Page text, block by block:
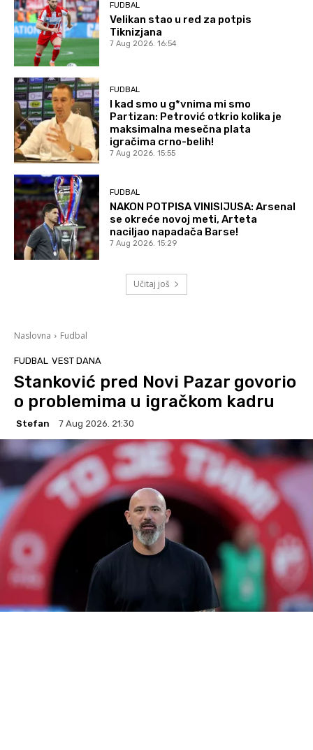
FUDBAL
Velikan stao u red za potpis
Tiknizjana
7 Aug 2026. 16:54
FUDBAL
I kad smo u g*vnima mi smo
Partizan: Petrović otkrio kolika je
maksimalna mesečna plata
igračima crno-belih!
7 Aug 2026. 15:55
FUDBAL
NAKON POTPISA VINISIJUSA: Arsenal
se okreće novoj meti, Arteta
naciljao napadača Barse!
7 Aug 2026. 15:29
Učitaj još